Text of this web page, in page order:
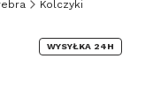
Kolczyki
WYSYŁKA 24H